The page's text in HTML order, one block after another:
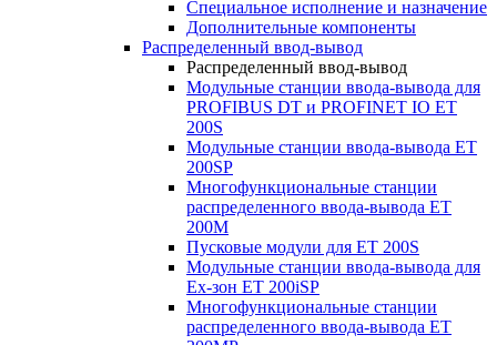
Специальное исполнение и назначение
Дополнительные компоненты
Распределенный ввод-вывод
Распределенный ввод-вывод
Модульные станции ввода-вывода для
PROFIBUS DT и PROFINET IO ET
200S
Модульные станции ввода-вывода ET
200SP
Многофункциональные станции
распределенного ввода-вывода ET
200M
Пусковые модули для ET 200S
Модульные станции ввода-вывода для
Ex-зон ET 200iSP
Многофункциональные станции
распределенного ввода-вывода ET